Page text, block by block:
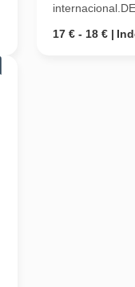
17 € - 18 €